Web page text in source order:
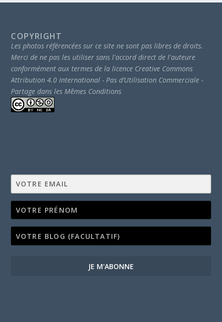
COPYRIGHT
Les photos référencées sur ce site ne sont pas libres de droits.
Merci de ne pas les utiliser sans l'accord direct de l'auteure
conformément aux termes de la licence Creative Commons
Attribution 4.0 International - Pas d’Utilisation Commerciale -
Partage dans les Mêmes Conditions
JE M'ABONNE